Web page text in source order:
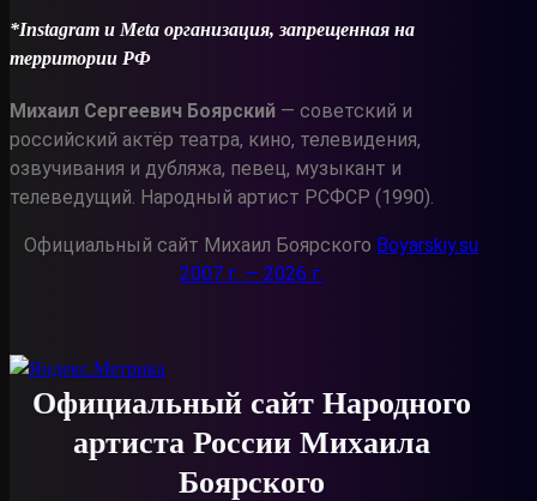
*Instagram и Meta организация, запрещенная на
территории РФ
Михаил Сергеевич Боярский — советский и
российский актёр театра, кино, телевидения,
озвучивания и дубляжа, певец, музыкант и
телеведущий. Народный артист РСФСР (1990).
Официальный сайт Михаил Боярского Boyarskiy.su
2007 г. — 2026 г.
Официальный сайт Народного
артиста России Михаила
Боярского